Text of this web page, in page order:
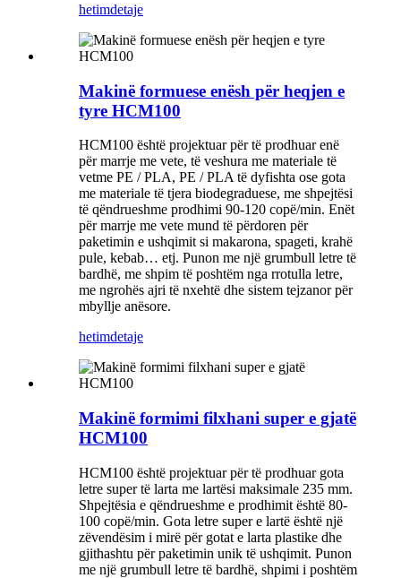
hetimdetaje
Makinë formuese enësh për heqjen e
tyre HCM100
HCM100 është projektuar për të prodhuar enë
për marrje me vete, të veshura me materiale të
vetme PE / PLA, PE / PLA të dyfishta ose gota
me materiale të tjera biodegraduese, me shpejtësi
të qëndrueshme prodhimi 90-120 copë/min. Enët
për marrje me vete mund të përdoren për
paketimin e ushqimit si makarona, spageti, krahë
pule, kebab… etj. Punon me një grumbull letre të
bardhë, me shpim të poshtëm nga rrotulla letre,
me ngrohës ajri të nxehtë dhe sistem tejzanor për
mbyllje anësore.
hetimdetaje
Makinë formimi filxhani super e gjatë
HCM100
HCM100 është projektuar për të prodhuar gota
letre super të larta me lartësi maksimale 235 mm.
Shpejtësia e qëndrueshme e prodhimit është 80-
100 copë/min. Gota letre super e lartë është një
zëvendësim i mirë për gotat e larta plastike dhe
gjithashtu për paketimin unik të ushqimit. Punon
me një grumbull letre të bardhë, shpimi i poshtëm